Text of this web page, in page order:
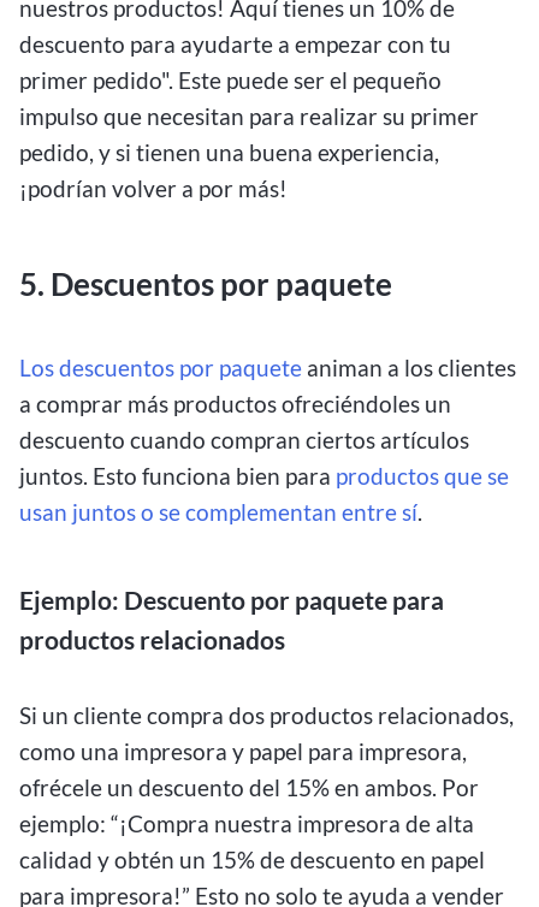
nuestros productos! Aquí tienes un 10% de
descuento para ayudarte a empezar con tu
primer pedido". Este puede ser el pequeño
impulso que necesitan para realizar su primer
pedido, y si tienen una buena experiencia,
¡podrían volver a por más!
5. Descuentos por paquete
Los descuentos por paquete animan a los clientes
a comprar más productos ofreciéndoles un
descuento cuando compran ciertos artículos
juntos. Esto funciona bien para productos que se
usan juntos o se complementan entre sí.
Ejemplo: Descuento por paquete para
productos relacionados
Si un cliente compra dos productos relacionados,
como una impresora y papel para impresora,
ofrécele un descuento del 15% en ambos. Por
ejemplo: “¡Compra nuestra impresora de alta
calidad y obtén un 15% de descuento en papel
para impresora!” Esto no solo te ayuda a vender